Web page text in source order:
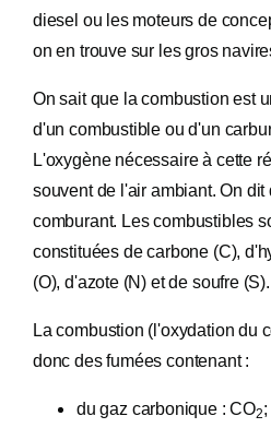
diesel ou les moteurs de
on en trouve sur les gros
On sait que la combustion est
d'un combustible ou d'un
L'oxygène nécessaire à cette
souvent de l'air ambiant. On dit
comburant. Les combustibles
constituées de carbone (C),
(O), d'azote (N) et de soufre (S).
La combustion (l'oxydation du
donc des fumées contenant :
du gaz carbonique : CO2;